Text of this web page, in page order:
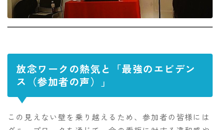
放念ワークの熱気と「最強のエビデン
ス（参加者の声）」
この見えない壁を乗り越えるため、参加者の皆様には